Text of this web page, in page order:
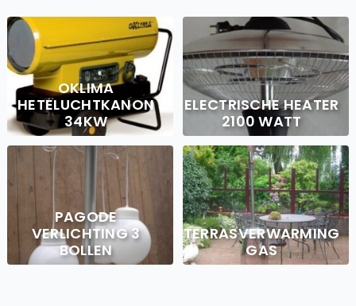
OKLIMA
HETELUCHTKANON
34KW
ELECTRISCHE HEATER
2100 WATT
PAGODE
VERLICHTING 3
BOLLEN
TERRASVERWARMING
GAS